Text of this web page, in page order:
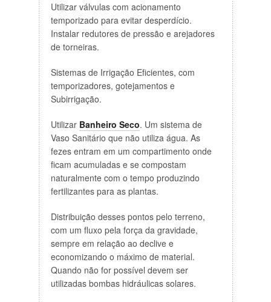
Utilizar válvulas com acionamento
temporizado para evitar desperdício.
Instalar redutores de pressão e arejadores
de torneiras.
Sistemas de Irrigação Eficientes, com
temporizadores, gotejamentos e
Subirrigação.
Utilizar Banheiro Seco. Um sistema de
Vaso Sanitário que não utiliza água. As
fezes entram em um compartimento onde
ficam acumuladas e se compostam
naturalmente com o tempo produzindo
fertilizantes para as plantas.
Distribuição desses pontos pelo terreno,
com um fluxo pela força da gravidade,
sempre em relação ao declive e
economizando o máximo de material.
Quando não for possível devem ser
utilizadas bombas hidráulicas solares.